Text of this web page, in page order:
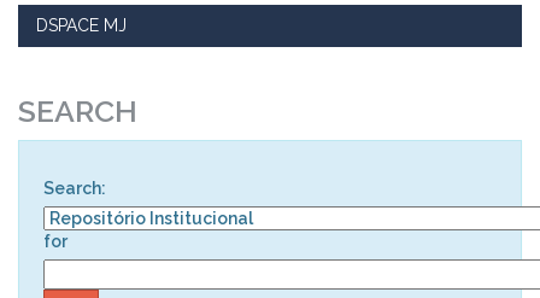
DSPACE MJ
SEARCH
Search:
for